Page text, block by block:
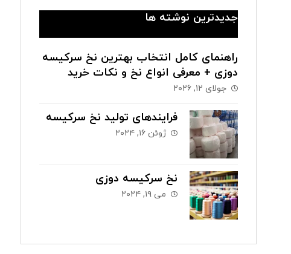
جدیدترین نوشته ها
راهنمای کامل انتخاب بهترین نخ سرکیسه
دوزی + معرفی انواع نخ و نکات خرید
جولای ۱۲, ۲۰۲۶
فرایندهای تولید نخ سرکیسه
ژوئن ۱۶, ۲۰۲۴
نخ سرکیسه دوزی
می ۱۹, ۲۰۲۴